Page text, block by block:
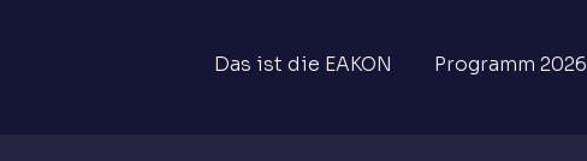
Das ist die EAKON Programm 2026